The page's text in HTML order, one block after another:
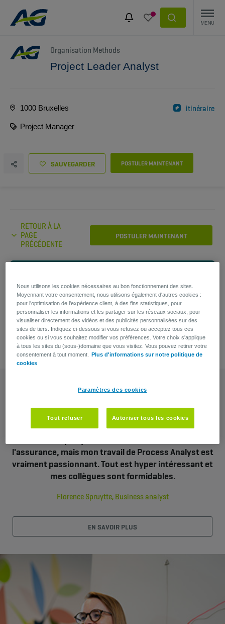
Organisation Methods
Project Leader Analyst
SAUVEGARDER POSTULER MAINTENANT
1000 Bruxelles itinéraire
Project Manager
Vous avez une question?
Virginie Vandenabeele
Recruiter
RETOUR À LA
PAGE
PRÉCÉDENTE
POSTULER MAINTENANT
l'assurance, mais mon travail de Process Analyst est
vraiment passionnant. Tout est hyper intéressant et
mes collègues sont formidables.
Florence Spruytte, Business analyst
EN SAVOIR PLUS
Nous utilisons les cookies nécessaires au bon fonctionnement des sites.
Moyennant votre consentement, nous utilisons également d'autres cookies :
pour l'optimisation de l'expérience client, à des fins statistiques, pour
personnaliser les informations et les partager sur les réseaux sociaux, pour
visualiser directement des vidéos et des publicités personnalisées sur des
sites de tiers. Indiquez ci-dessous si vous refusez ou acceptez tous ces
cookies ou si vous souhaitez modifier vos préférences. Votre choix s'applique
à tous les sites du (sous-)domaine que vous visitez. Vous pouvez retirer votre
consentement à tout moment.
Plus d'informations sur notre politique de
cookies
Paramètres des cookies
Tout refuser Autoriser tous les cookies